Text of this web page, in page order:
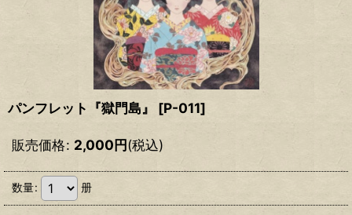
パンフレット『獄門島』 [P-011]
販売価格: 2,000円(税込)
数量: 册